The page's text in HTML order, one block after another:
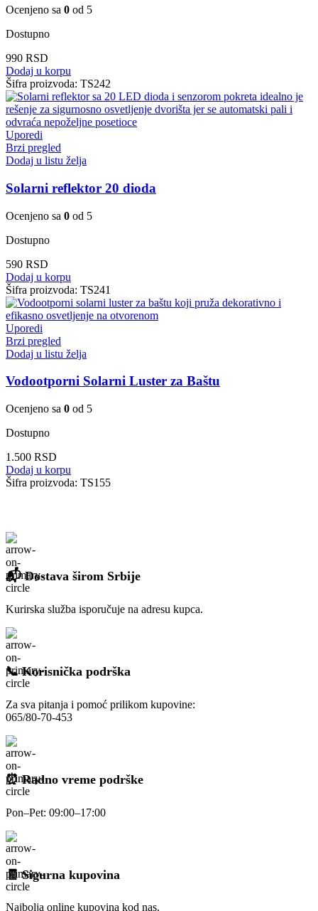
Ocenjeno sa 0 od 5
Dostupno
990 RSD
Dodaj u korpu
Šifra proizvoda: TS242
Uporedi
Brzi pregled
Dodaj u listu želja
Solarni reflektor 20 dioda
Ocenjeno sa 0 od 5
Dostupno
590 RSD
Dodaj u korpu
Šifra proizvoda: TS241
Uporedi
Brzi pregled
Dodaj u listu želja
Vodootporni Solarni Luster za Baštu
Ocenjeno sa 0 od 5
Dostupno
1.500 RSD
Dodaj u korpu
Šifra proizvoda: TS155
📬 Dostava širom Srbije
Kurirska služba isporučuje na adresu kupca.
📞 Korisnička podrška
Za sva pitanja i pomoć prilikom kupovine:
065/80-70-453
⏰ Radno vreme podrške
Pon–Pet: 09:00–17:00
🧾 Sigurna kupovina
Najbolja online kupovina kod nas.